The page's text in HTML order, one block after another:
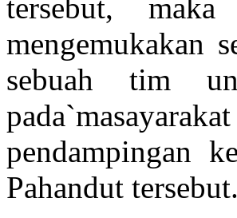
tersebut,
mengemukakan
sebuah tim
pendampingan
Pahandut tersebut.